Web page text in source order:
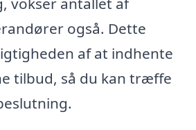
også. Dette
af at indhente
tilbud, så du kan træffe